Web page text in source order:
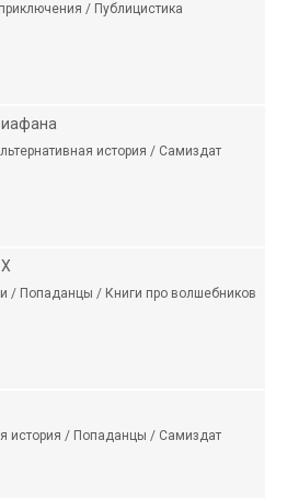
/ Публицистика
история / Самиздат
/ Попаданцы / Книги про волшебников
история / Попаданцы / Самиздат